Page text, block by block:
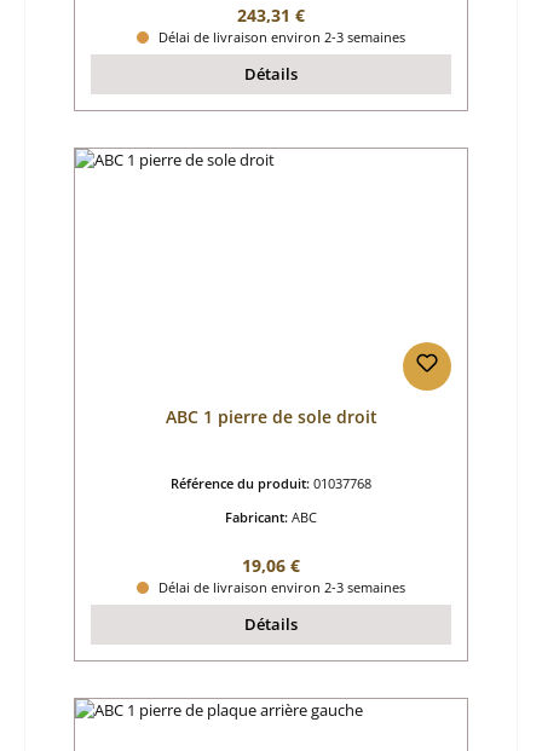
Prix régulier :
243,31 €
Délai de livraison environ 2-3 semaines
Détails
ABC 1 pierre de sole droit
Référence du produit: 01037768
Fabricant: ABC
Prix régulier :
19,06 €
Délai de livraison environ 2-3 semaines
Détails